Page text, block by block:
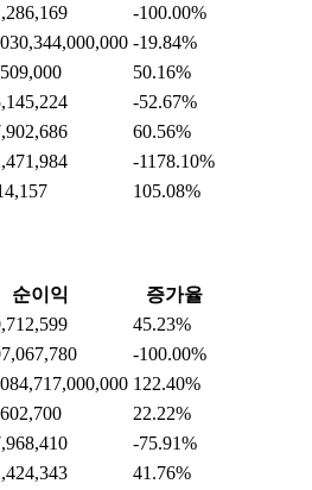
-100.00%
-19.84%
50.16%
-52.67%
60.56%
-1178.10%
105.08%
순이익
증가율
45.23%
-100.00%
122.40%
22.22%
-75.91%
41.76%